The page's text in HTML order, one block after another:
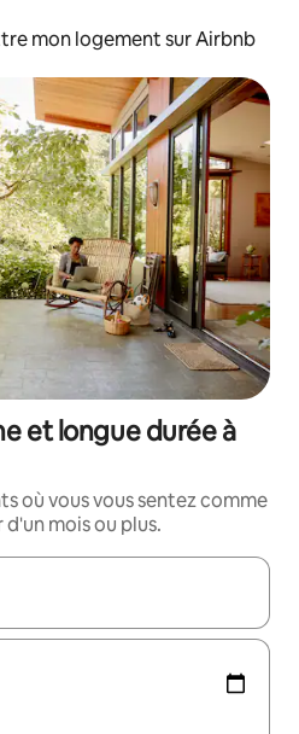
mon logement sur Airbnb
et longue durée à
où vous vous sentez comme
mois ou plus.
utilisez les flèches vers le